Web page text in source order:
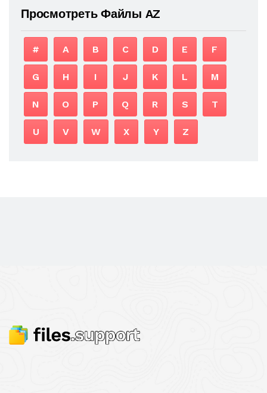
Просмотреть Файлы AZ
# A B C D E F
G H I J K L M
N O P Q R S T
U V W X Y Z